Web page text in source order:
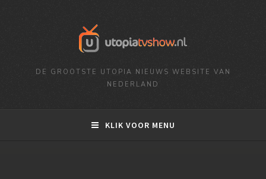
DE GROOTSTE UTOPIA NIEUWS WEBSITE VAN
NEDERLAND
KLIK VOOR MENU